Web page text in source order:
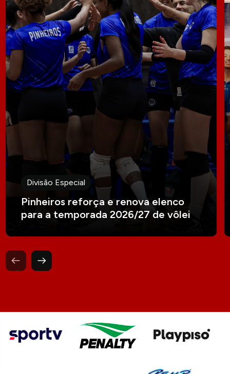
Divisão Especial
Pinheiros reforça e renova elenco
para a temporada 2026/27 de vôlei